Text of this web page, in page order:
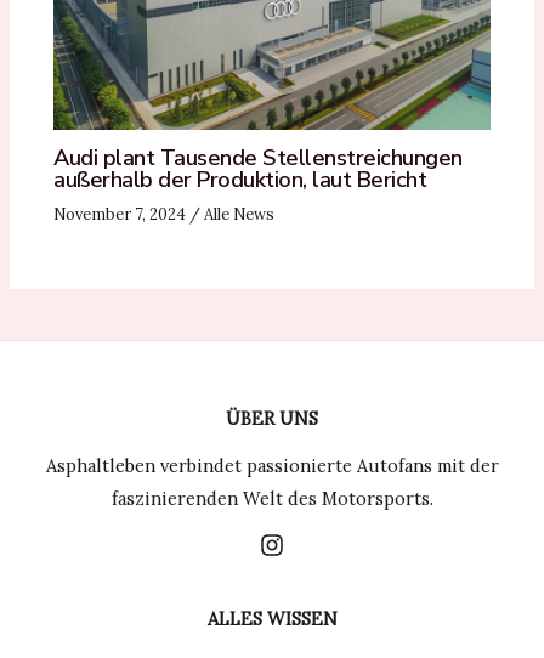
Audi plant Tausende Stellenstreichungen
außerhalb der Produktion, laut Bericht
November 7, 2024 /Alle News
ÜBER UNS
Asphaltleben verbindet passionierte Autofans mit der
faszinierenden Welt des Motorsports.
ALLES WISSEN